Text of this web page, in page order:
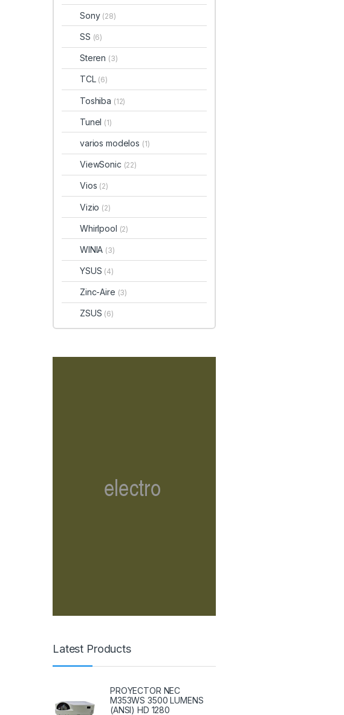
Sony (28)
SS (6)
Steren (3)
TCL (6)
Toshiba (12)
Tunel (1)
varios modelos (1)
ViewSonic (22)
Vios (2)
Vizio (2)
Whirlpool (2)
WINIA (3)
YSUS (4)
Zinc-Aire (3)
ZSUS (6)
Latest Products
PROYECTOR NEC
M353WS 3500 LUMENS
(ANSI) HD 1280